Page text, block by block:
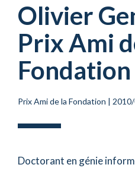
Olivier
Prix Ami
Prix Ami de la Fondation |
Doctorant en génie